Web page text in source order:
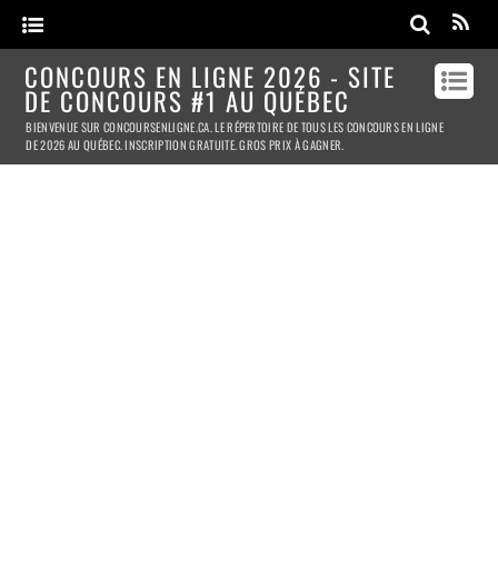
CONCOURS EN LIGNE 2026 - SITE
DE CONCOURS #1 AU QUÉBEC
BIENVENUE SUR CONCOURSENLIGNE.CA. LE RÉPERTOIRE DE TOUS LES CONCOURS EN LIGNE
DE 2026 AU QUÉBEC. INSCRIPTION GRATUITE. GROS PRIX À GAGNER.